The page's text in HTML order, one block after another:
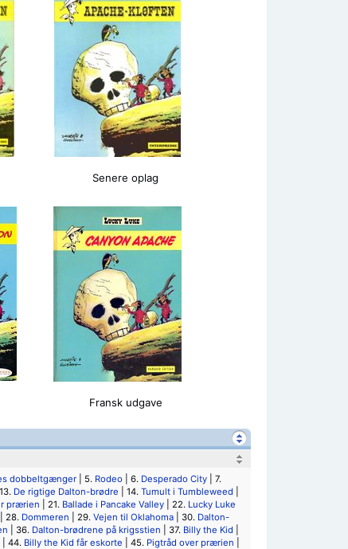
Senere oplag
Fransk udgave
dobbeltgænger| 5. Rodeo| 6. Desperado City| 7.
De rigtige Dalton-brødre | 14. Tumult i Tumbleweed
prærien | 21. Ballade i Pancake Valley| 22. Lucky Luke
| 28. Dommeren | 29. Vejen til Oklahoma | 30. Dalton-
| 36. Dalton-brødrene på krigsstien | 37. Billy the Kid
| 44. Billy the Kid får eskorte | 45. Pigtråd over prærien